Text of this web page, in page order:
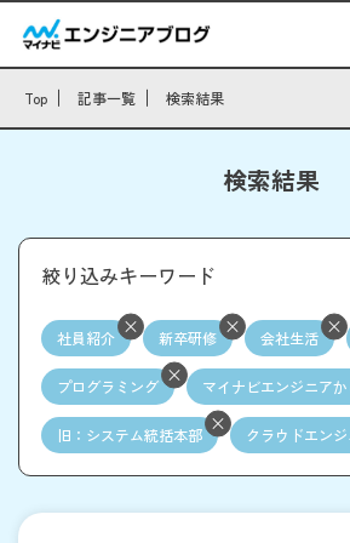
Top 記事一覧 検索結果
検索結果
絞り込みキーワード
社員紹介 新卒研修 会社生活
プログラミング マイナビエンジニア
旧：システム統括本部 クラウドエン